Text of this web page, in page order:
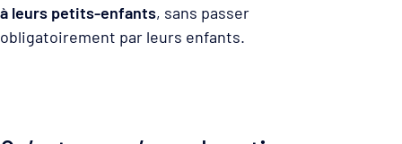
à leurs petits-enfants, sans passer
obligatoirement par leurs enfants.